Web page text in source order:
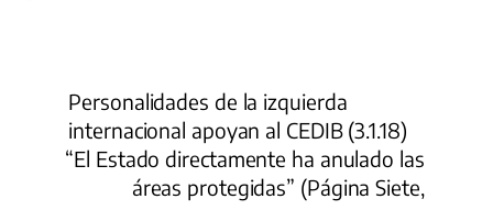
Personalidades de la izquierda
internacional apoyan al CEDIB (3.1.18)
“El Estado directamente ha anulado las
áreas protegidas” (Página Siete,